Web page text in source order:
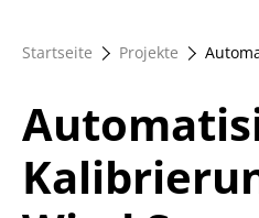
Förderangebote
Startseite Projekte